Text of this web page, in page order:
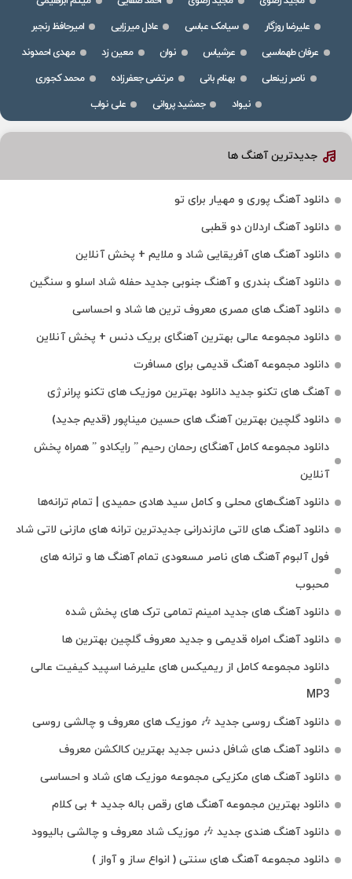
علیرضا روزگار
سیامک عباسی عادل میرزایی
امیرحافظ رنجبر
عرفان طهماسبی
عرشیاس نوان معین زد
مهدی احمدوند
ناصر زینعلی
بهنام بانی مرتضی جعفرزاده
محمد کجوری
نیواد
جمشید پروانی علی نواب
جدیدترین آهنگ ها
دانلود آهنگ پوری و مهیار برای تو
دانلود آهنگ اردلان دو قطبی
دانلود آهنگ های آفریقایی شاد و ملایم + پخش آنلاین
دانلود آهنگ بندری و آهنگ جنوبی جدید حفله شاد اسلو و سنگین
دانلود آهنگ های مصری معروف ترین ها شاد و احساسی
دانلود مجموعه عالی بهترین آهنگای بریک دنس + پخش آنلاین
دانلود مجموعه آهنگ قدیمی برای مسافرت
آهنگ های تکنو جدید دانلود بهترین موزیک های تکنو پرانرژی
دانلود گلچین بهترین آهنگ های حسین میناپور (قدیم جدید)
دانلود مجموعه کامل آهنگای رحمان رحیم ” رایکادو ” همراه پخش
آنلاین
دانلود آهنگ‌های محلی و کامل سید هادی حمیدی | تمام ترانه‌ها
دانلود آهنگ‌ های لاتی مازندرانی جدیدترین ترانه های مازنی لاتی شاد
فول آلبوم آهنگ‌ های ناصر مسعودی تمام آهنگ‌ ها و ترانه‌ های
محبوب
دانلود آهنگ های جدید امینم تمامی ترک های پخش شده
دانلود آهنگ امراه قدیمی و جدید معروف گلچین بهترین ها
دانلود مجموعه کامل از ریمیکس های علیرضا اسپید کیفیت عالی
MP3
دانلود آهنگ روسی جدید 🎶 موزیک‌ های معروف و چالشی روسی
دانلود آهنگ های شافل دنس جدید بهترین کالکشن معروف
دانلود آهنگ‌ های مکزیکی مجموعه موزیک‌ های شاد و احساسی
دانلود بهترین مجموعه آهنگ های رقص باله جدید + بی کلام
دانلود آهنگ هندی جدید 🎶 موزیک شاد معروف و چالشی بالیوود
دانلود مجموعه آهنگ های سنتی ( انواع ساز و آواز )